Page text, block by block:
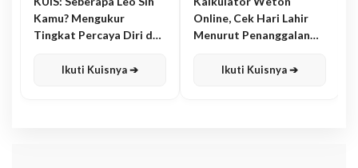
Kamu? Mengukur
Tingkat Percaya Diri dan
Ikuti Kuisnya ➔
Online, Cek Hari Lahir
Menurut Penanggalan
Ikuti Kuisnya ➔